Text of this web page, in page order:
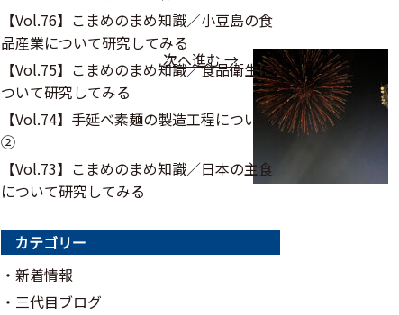
次へ進む →
【Vol.76】こまめのまめ知識／⼩⾖島の⾷
品産業について研究してみる
【Vol.75】こまめのまめ知識／食品衛生に
ついて研究してみる
【Vol.74】手延べ素麺の製造工程について
②
【Vol.73】こまめのまめ知識／日本の主食
について研究してみる
カテゴリー
新着情報
三代目ブログ